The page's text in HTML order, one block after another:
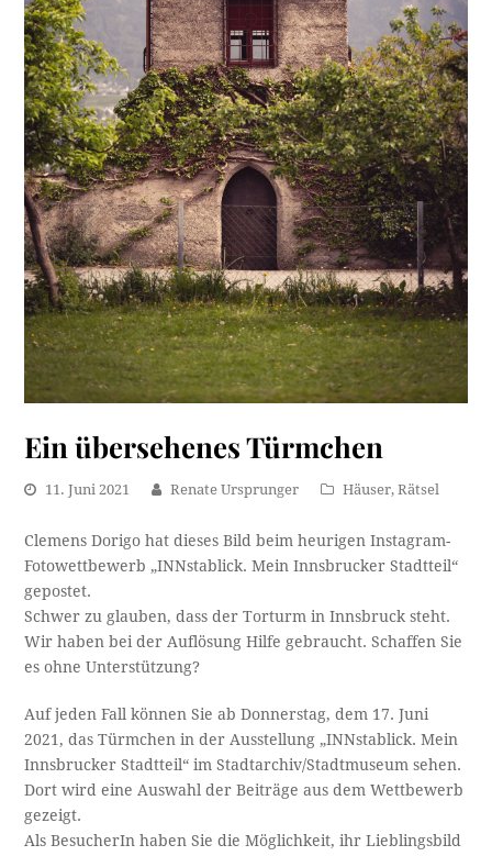
Ein übersehenes Türmchen
11. Juni 2021 Renate Ursprunger Häuser,Rätsel
Clemens Dorigo hat dieses Bild beim heurigen Instagram-
Fotowettbewerb „INNstablick. Mein Innsbrucker Stadtteil“
gepostet.
Schwer zu glauben, dass der Torturm in Innsbruck steht.
Wir haben bei der Auflösung Hilfe gebraucht. Schaffen Sie
es ohne Unterstützung?
Auf jeden Fall können Sie ab Donnerstag, dem 17. Juni
2021, das Türmchen in der Ausstellung „INNstablick. Mein
Innsbrucker Stadtteil“ im Stadtarchiv/Stadtmuseum sehen.
Dort wird eine Auswahl der Beiträge aus dem Wettbewerb
gezeigt.
Als BesucherIn haben Sie die Möglichkeit, ihr Lieblingsbild